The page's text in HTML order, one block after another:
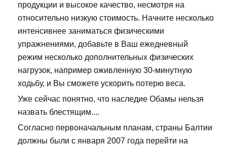
продукции и высокое качество, несмотря на
относительно низкую стоимость. Начните несколько
интенсивнее заниматься физическими
упражнениями, добавьте в Ваш ежедневный
режим несколько дополнительных физических
нагрузок, например оживленную 30-минутную
ходьбу, и Вы сможете ускорить потерю веса.
Уже сейчас понятно, что наследие Обамы нельзя
назвать блестящим....
Согласно первоначальным планам, страны Балтии
должны были с января 2007 года перейти на